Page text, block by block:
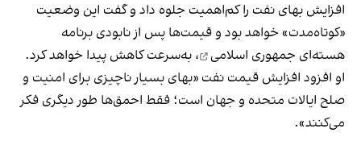
افزایش بهای نفت را کم‌اهمیت جلوه داد و گفت این وضعیت
«کوتاه‌مدت» خواهد بود و قیمت‌ها پس از نابودی برنامه
هسته‌ای جمهوری اسلامی
، به‌سرعت کاهش پیدا خواهد کرد.
او افزود افزایش قیمت نفت «بهای بسیار ناچیزی برای امنیت و
صلح ایالات متحده و جهان است؛ فقط احمق‌ها طور دیگری فکر
می‌کنند».